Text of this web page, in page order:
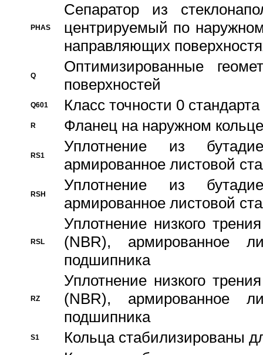
PHAS
Сепаратор из
центрируемый по
направляющих
Q
Оптимизированные
поверхностей
Q601 Класс точности 0
R Фланец на наружном кольце
RS1
Уплотнение из
армированное листовой
RSH
Уплотнение из
армированное листовой
RSL
Уплотнение низкого
(NBR), армированное
подшипника
RZ
Уплотнение низкого
(NBR), армированное
подшипника
S1 Кольца стабилизированы